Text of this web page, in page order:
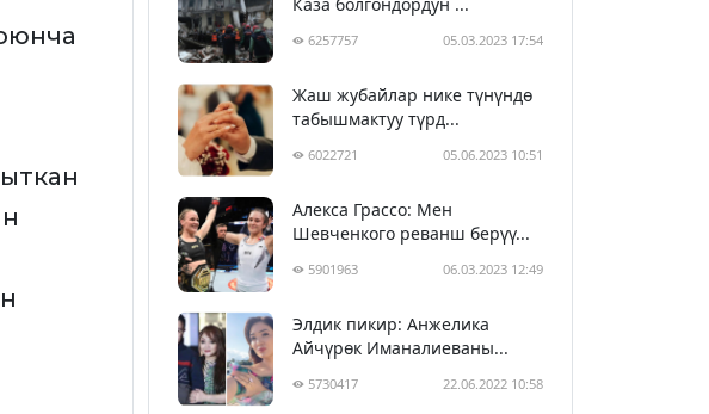
6257757 05.03.2023 17:54
Жаш жубайлар нике түнүндө
табышмактуу түрд...
6022721 05.06.2023 10:51
Алекса Грассо: Мен
Шевченкого реванш берүү...
5901963 06.03.2023 12:49
Элдик пикир: Анжелика
Айчүрөк Иманалиеваны...
5730417 22.06.2022 10:58